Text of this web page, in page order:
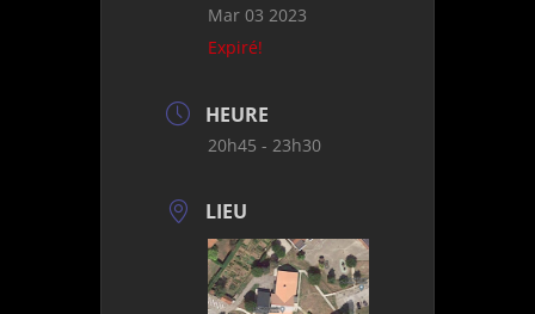
Mar 03 2023
Expiré!
HEURE
20h45 - 23h30
LIEU